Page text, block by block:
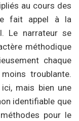
au cours des
fait appel à la
Le narrateur se
méthodique
chaque
troublante.
mais bien une
identifiable que
pour le